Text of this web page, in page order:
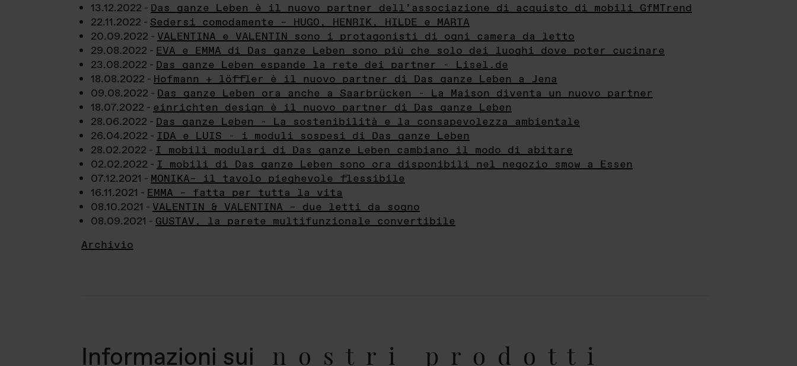
13.12.2022 - Das ganze Leben è il nuovo partner dell’associazione di acquisto di mobili GfMTrend
22.11.2022 - Sedersi comodamente – HUGO, HENRIK, HILDE e MARTA
20.09.2022 - VALENTINA e VALENTIN sono i protagonisti di ogni camera da letto
29.08.2022 - EVA e EMMA di Das ganze Leben sono più che solo dei luoghi dove poter cucinare
23.08.2022 - Das ganze Leben espande la rete dei partner - Lisel.de
18.08.2022 - Hofmann + löffler è il nuovo partner di Das ganze Leben a Jena
09.08.2022 - Das ganze Leben ora anche a Saarbrücken - La Maison diventa un nuovo partner
18.07.2022 - einrichten design è il nuovo partner di Das ganze Leben
28.06.2022 - Das ganze Leben - La sostenibilità e la consapevolezza ambientale
26.04.2022 - IDA e LUIS - i moduli sospesi di Das ganze Leben
28.02.2022 - I mobili modulari di Das ganze Leben cambiano il modo di abitare
02.02.2022 - I mobili di Das ganze Leben sono ora disponibili nel negozio smow a Essen
07.12.2021 - MONIKA– il tavolo pieghevole flessibile
16.11.2021 - EMMA – fatta per tutta la vita
08.10.2021 - VALENTIN & VALENTINA – due letti da sogno
08.09.2021 - GUSTAV, la parete multifunzionale convertibile
Archivio
Informazioni sui nostri prodotti